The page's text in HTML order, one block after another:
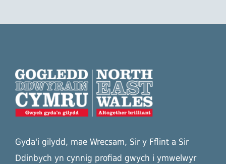
Gyda'i gilydd, mae Wrecsam, Sir y Fflint a Sir
Ddinbych yn cynnig profiad gwych i ymwelwyr